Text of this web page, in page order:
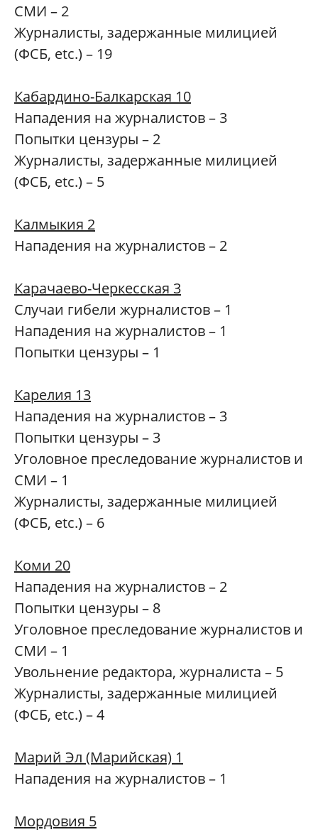
СМИ – 2
Журналисты, задержанные милицией
(ФСБ, etc.) – 19
Кабардино-Балкарская 10
Нападения на журналистов – 3
Попытки цензуры – 2
Журналисты, задержанные милицией
(ФСБ, etc.) – 5
Калмыкия 2
Нападения на журналистов – 2
Карачаево-Черкесская 3
Случаи гибели журналистов – 1
Нападения на журналистов – 1
Попытки цензуры – 1
Карелия 13
Нападения на журналистов – 3
Попытки цензуры – 3
Уголовное преследование журналистов и
СМИ – 1
Журналисты, задержанные милицией
(ФСБ, etc.) – 6
Коми 20
Нападения на журналистов – 2
Попытки цензуры – 8
Уголовное преследование журналистов и
СМИ – 1
Увольнение редактора, журналиста – 5
Журналисты, задержанные милицией
(ФСБ, etc.) – 4
Марий Эл (Марийская) 1
Нападения на журналистов – 1
Мордовия 5